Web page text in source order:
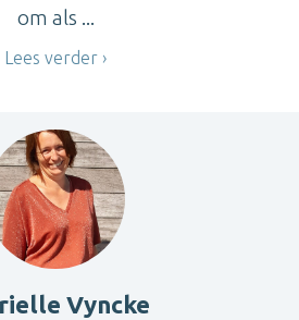
om als ...
Lees verder
Vyncke